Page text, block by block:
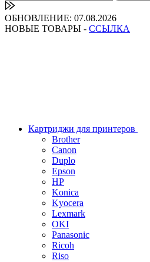
ОБНОВЛЕНИЕ: 07.08.2026
НОВЫЕ ТОВАРЫ - ССЫЛКА
Картриджи для принтеров
Brother
Canon
Duplo
Epson
HP
Konica
Kyocera
Lexmark
OKI
Panasonic
Ricoh
Riso